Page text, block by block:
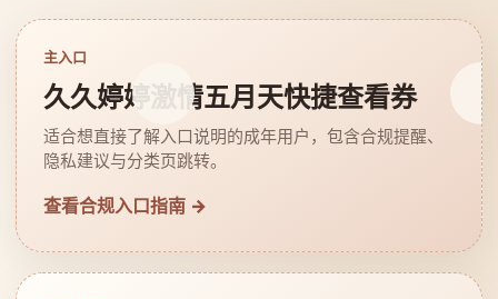
主入口
久久婷婷激情五月天快捷查看券
适合想直接了解入口说明的成年用户，包含合规提醒、
隐私建议与分类页跳转。
查看合规入口指南 →